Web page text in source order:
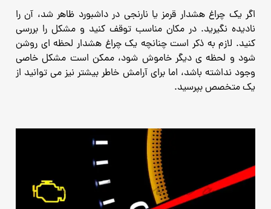
اگر یک چراغ هشدار قرمز یا نارنجی در داشبورد ظاهر شد، آن را
نادیده نگیرید. در مکان مناسب توقف کنید و مشکل را بررسی
کنید. لازم به ذکر است چنانچه یک چراغ هشدار لحظه ای روشن
شود و لحظه ی دیگر خاموش شود، ممکن است مشکل خاصی
وجود نداشته باشد، اما برای آرامش خاطر بیشتر نیز می توانید از
یک متخصص بپرسید.